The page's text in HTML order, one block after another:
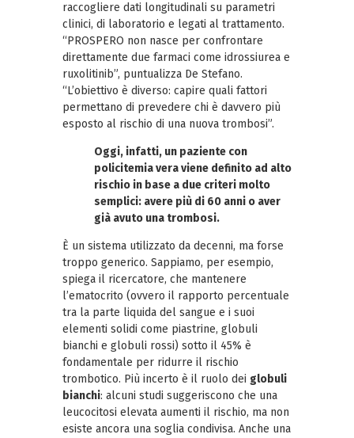
raccogliere dati longitudinali su parametri
clinici, di laboratorio e legati al trattamento.
“PROSPERO non nasce per confrontare
direttamente due farmaci come idrossiurea e
ruxolitinib”, puntualizza De Stefano.
“L’obiettivo è diverso: capire quali fattori
permettano di prevedere chi è davvero più
esposto al rischio di una nuova trombosi”.
Oggi, infatti, un paziente con
policitemia vera viene definito ad alto
rischio in base a due criteri molto
semplici: avere più di 60 anni o aver
già avuto una trombosi.
È un sistema utilizzato da decenni, ma forse
troppo generico. Sappiamo, per esempio,
spiega il ricercatore, che mantenere
l’ematocrito (ovvero il rapporto percentuale
tra la parte liquida del sangue e i suoi
elementi solidi come piastrine, globuli
bianchi e globuli rossi) sotto il 45% è
fondamentale per ridurre il rischio
trombotico. Più incerto è il ruolo dei globuli
bianchi: alcuni studi suggeriscono che una
leucocitosi elevata aumenti il rischio, ma non
esiste ancora una soglia condivisa. Anche una